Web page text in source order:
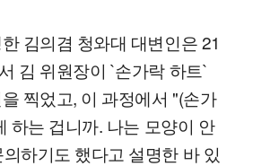
김의겸 청와대 대변인은 21
김 위원장이 `손가락 하트`
찍었고, 이 과정에서 "(손가
하는 겁니까. 나는 모양이 안
하기도 했다고 설명한 바 있